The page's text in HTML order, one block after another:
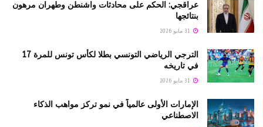
عراقجي: الحكم على محادثات واشنطن وطهران مرهون
بنتائجها
الترجي الرياضي التونسي بطلا لكأس تونس للمرة 17
في تاريخه
الإمارات الأولى عالمياً في نمو تركز مواهب الذكاء
الاصطناعي